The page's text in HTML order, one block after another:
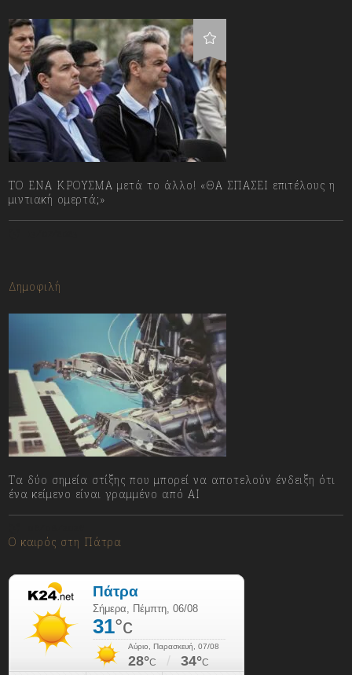
ΤΟ ΕΝΑ ΚΡΟΥΣΜΑ μετά το άλλο! «ΘΑ ΣΠΑΣΕΙ επιτέλους η
μιντιακή ομερτά;»
Δημοφιλή
Τα δύο σημεία στίξης που μπορεί να αποτελούν ένδειξη ότι
ένα κείμενο είναι γραμμένο από AI
Ο καιρός στη Πάτρα